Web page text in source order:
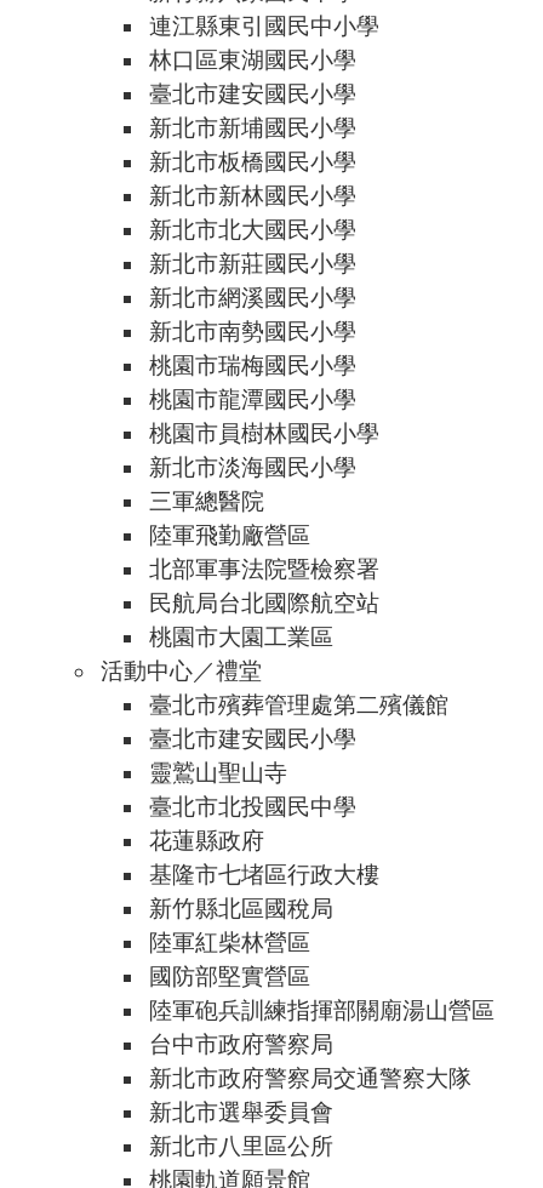
連江縣東引國民中小學
林口區東湖國民小學
臺北市建安國民小學
新北市新埔國民小學
新北市板橋國民小學
新北市新林國民小學
新北市北大國民小學
新北市新莊國民小學
新北市網溪國民小學
新北市南勢國民小學
桃園市瑞梅國民小學
桃園市龍潭國民小學
桃園市員樹林國民小學
新北市淡海國民小學
三軍總醫院
陸軍飛勤廠營區
北部軍事法院暨檢察署
民航局台北國際航空站
桃園市大園工業區
活動中心／禮堂
臺北市殯葬管理處第二殯儀館
臺北市建安國民小學
靈鷲山聖山寺
臺北市北投國民中學
花蓮縣政府
基隆市七堵區行政大樓
新竹縣北區國稅局
陸軍紅柴林營區
國防部堅實營區
陸軍砲兵訓練指揮部關廟湯山營區
台中市政府警察局
新北市政府警察局交通警察大隊
新北市選舉委員會
新北市八里區公所
桃園軌道願景館